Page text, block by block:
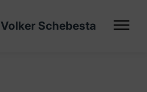
Volker Schebesta